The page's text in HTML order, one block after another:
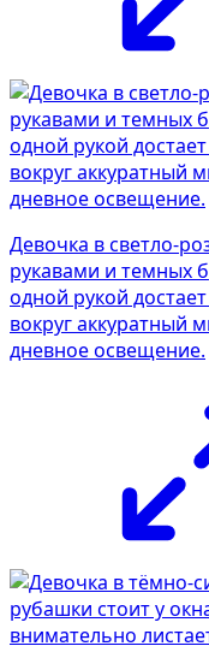
Девочка в светло-
рукавами и темных
одной рукой
вокруг аккуратный
дневное освещение.